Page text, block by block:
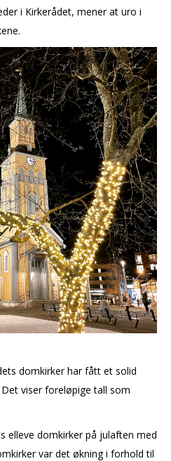
i Kirkerådet, mener at uro i
domkirker har fått et solid
viser foreløpige tall som
elleve domkirker på julaften med
var det økning i forhold til